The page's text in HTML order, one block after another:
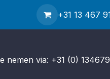
Nieuws+31 13 467
via: +31 (0)